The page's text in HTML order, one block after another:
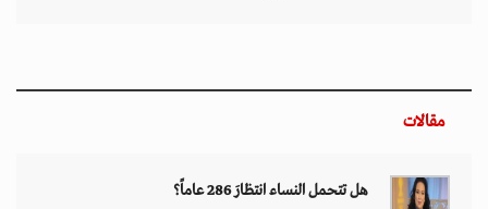
مقالات
هل تتحمل النساء انتظارَ 286 عاماً؟